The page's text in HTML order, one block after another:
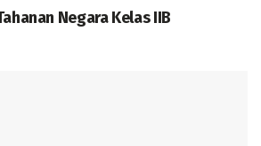
Negara Kelas IIB